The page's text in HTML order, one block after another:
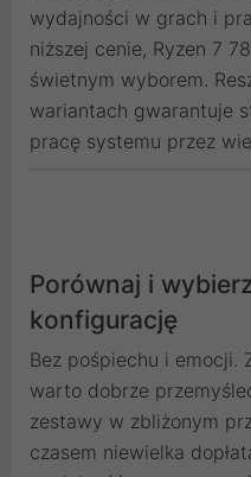
wydajności w grach i
niższej cenie, Ryzen 7
świetnym wyborem.
wariantach gwarantuje
pracę systemu przez
Porównaj i
konfigurację
Bez pośpiechu i emocji.
warto dobrze
zestawy w zbliżonym
czasem niewielka